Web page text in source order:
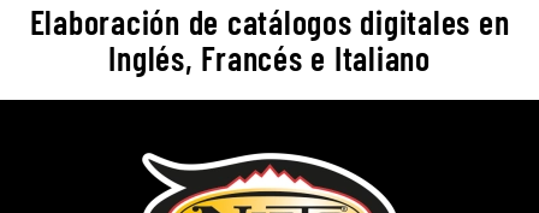
Elaboración de catálogos digitales en
Inglés, Francés e Italiano